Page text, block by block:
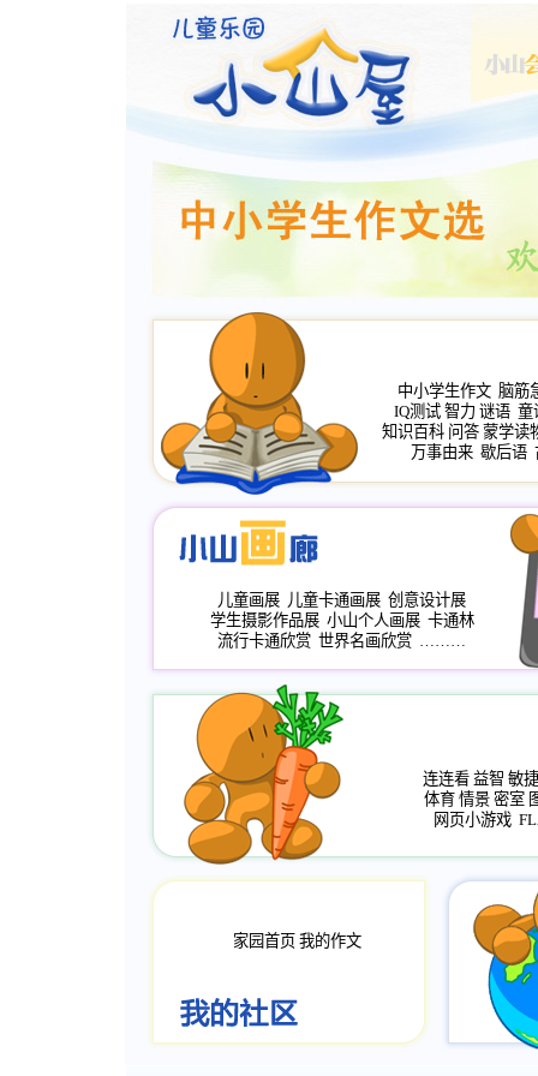
中小学生作文 脑筋
IQ测试 智力 谜语 童
知识百科 问答 蒙学读
万事由来 歇后语
儿童画展 儿童卡通画展 创意设计展
学生摄影作品展 小山个人画展 卡通林
流行卡通欣赏 世界名画欣赏 ………
连连看 益智 敏捷
体育 情景 密室
网页小游戏
家园首页 我的作文